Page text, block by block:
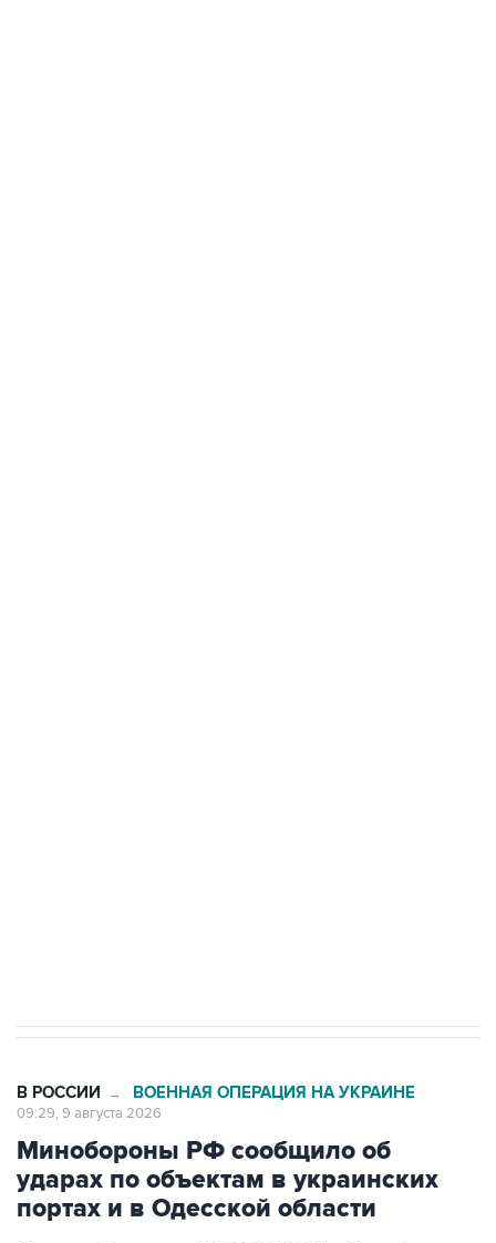
В РОССИИ → ВОЕННАЯ ОПЕРАЦИЯ НА УКРАИНЕ
09:29, 9 августа 2026
Минобороны РФ сообщило об
ударах по объектам в украинских
портах и в Одесской области